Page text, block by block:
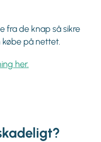
fra de knap så sikre
på nettet.
her.